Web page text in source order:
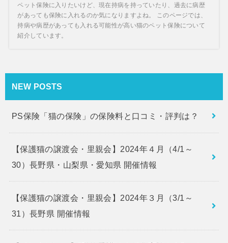
ペット保険に入りたいけど、現在持病を持っていたり、過去に病歴
があっても保険に入れるのか気になりますよね。 このページでは、
持病や病歴があっても入れる可能性が高い猫のペット保険について
紹介しています。
NEW POSTS
PS保険「猫の保険」の保険料と口コミ・評判は？
【保護猫の譲渡会・里親会】2024年４月（4/1～
30）長野県・山梨県・愛知県 開催情報
【保護猫の譲渡会・里親会】2024年３月（3/1～
31）長野県 開催情報